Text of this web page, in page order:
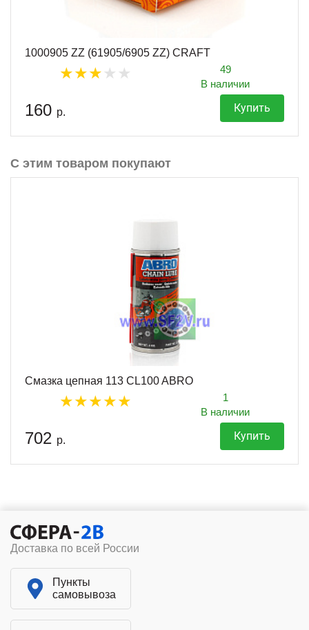
1000905 ZZ (61905/6905 ZZ) CRAFT
49
В наличии
160 р. Купить
С этим товаром покупают
Смазка цепная 113 CL100 ABRO
1
В наличии
702 р. Купить
Доставка по всей России
Пункты
самовывоза